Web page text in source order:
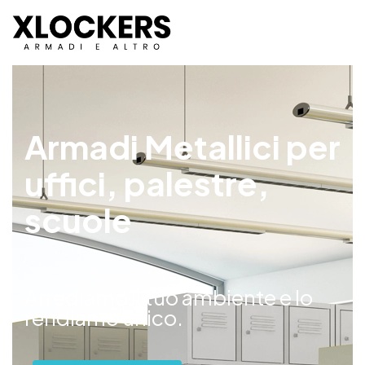
Armadi Metallici per
uffici, palestre,
scuole
Arrediamo il tuo ambiente e lo
rendiamo unico.